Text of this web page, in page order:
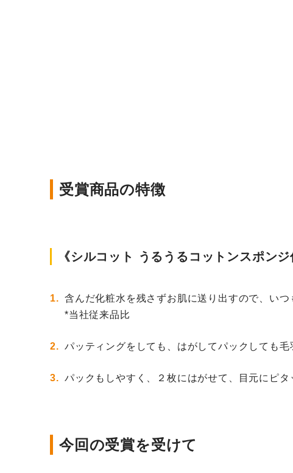
受賞商品の特徴
《シルコット うるうるコットンスポンジ
含んだ化粧水を残さずお肌に送り出すので、い
*当社従来品比
パッティングをしても、はがしてパックしても毛
パックもしやすく、２枚にはがせて、目元にピタ
今回の受賞を受けて